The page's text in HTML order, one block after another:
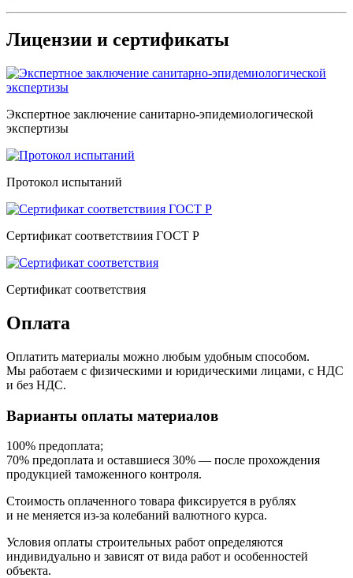
Лицензии и сертификаты
Экспертное заключение санитарно-эпидемиологической
экспертизы
Протокол испытаний
Сертификат соответствиия ГОСТ Р
Сертификат соответствия
Оплата
Оплатить материалы можно любым удобным способом.
Мы работаем с физическими и юридическими лицами, с НДС
и без НДС.
Варианты оплаты материалов
100% предоплата;
70% предоплата и оставшиеся 30% — после прохождения
продукцией таможенного контроля.
Стоимость оплаченного товара фиксируется в рублях
и не меняется из-за колебаний валютного курса.
Условия оплаты строительных работ определяются
индивидуально и зависят от вида работ и особенностей
объекта.